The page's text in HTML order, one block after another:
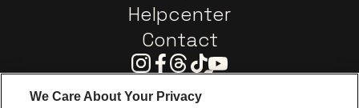
Helpcenter
Contact
Instagram
Facebook
Threads
TiktokYoutube
We Care About Your Privacy